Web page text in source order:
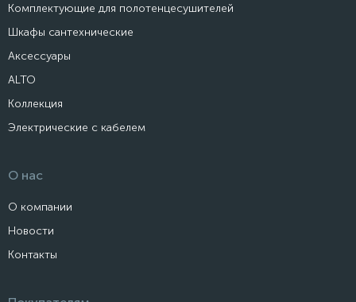
Комплектующие для полотенцесушителей
Шкафы сантехнические
Аксессуары
ALTO
Коллекция
Электрические с кабелем
О нас
О компании
Новости
Контакты